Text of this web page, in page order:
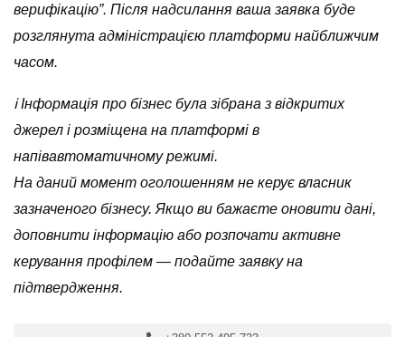
верифікацію”. Після надсилання ваша заявка буде
розглянута адміністрацією платформи найближчим
часом.
ℹ️ Інформація про бізнес була зібрана з відкритих
джерел і розміщена на платформі в
напівавтоматичному режимі.
На даний момент оголошенням не керує власник
зазначеного бізнесу. Якщо ви бажаєте оновити дані,
доповнити інформацію або розпочати активне
керування профілем — подайте заявку на
підтвердження.